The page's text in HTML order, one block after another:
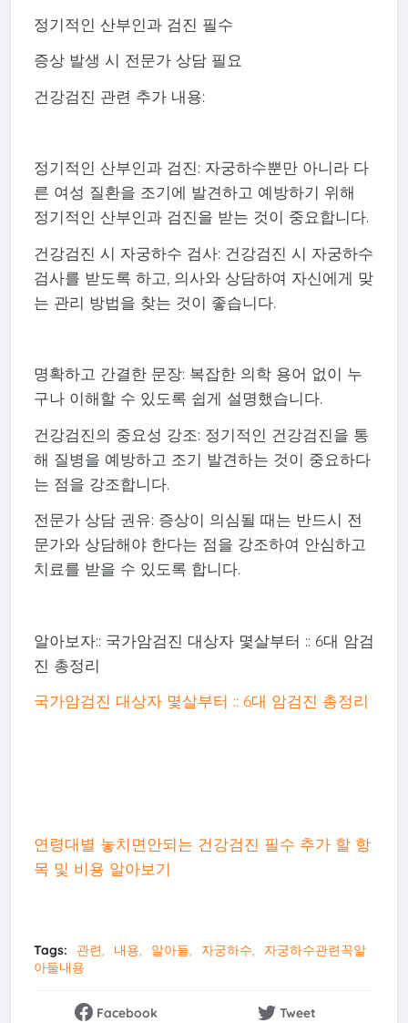
정기적인 산부인과 검진 필수
증상 발생 시 전문가 상담 필요
건강검진 관련 추가 내용:
정기적인 산부인과 검진: 자궁하수뿐만 아니라 다
른 여성 질환을 조기에 발견하고 예방하기 위해
정기적인 산부인과 검진을 받는 것이 중요합니다.
건강검진 시 자궁하수 검사: 건강검진 시 자궁하수
검사를 받도록 하고, 의사와 상담하여 자신에게 맞
는 관리 방법을 찾는 것이 좋습니다.
명확하고 간결한 문장: 복잡한 의학 용어 없이 누
구나 이해할 수 있도록 쉽게 설명했습니다.
건강검진의 중요성 강조: 정기적인 건강검진을 통
해 질병을 예방하고 조기 발견하는 것이 중요하다
는 점을 강조합니다.
전문가 상담 권유: 증상이 의심될 때는 반드시 전
문가와 상담해야 한다는 점을 강조하여 안심하고
치료를 받을 수 있도록 합니다.
알아보자:: 국가암검진 대상자 몇살부터 :: 6대 암검
진 총정리
국가암검진 대상자 몇살부터 :: 6대 암검진 총정리
연령대별 놓치면안되는 건강검진 필수 추가 할 항
목 및 비용 알아보기
Tags: 관련 내용 알아둘 자궁하수
자궁하수관련꼭알
아둘내용
Facebook
Tweet